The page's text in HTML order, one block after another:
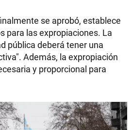
se aprobó, establece
para las expropiaciones. La
pública deberá tener una
Además, la expropiación
y proporcional para